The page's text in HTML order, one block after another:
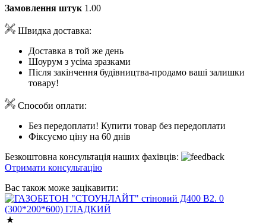
Замовлення штук 1.00
Швидка доставка:
Доставка в той же день
Шоурум з усіма зразками
Після закінчення будівництва-продамо ваші залишки
товару!
Способи оплати:
Без передоплати! Купити товар без передоплати
Фіксуємо ціну на 60 днів
Безкоштовна консультація наших фахівців:
Отримати консультацію
Вас також може зацікавити: